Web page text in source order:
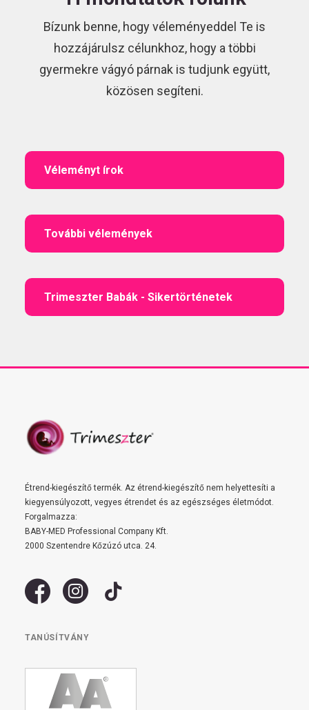
Bízunk benne, hogy véleményeddel Te is
hozzájárulsz célunkhoz, hogy a többi
gyermekre vágyó párnak is tudjunk együtt,
közösen segíteni.
Véleményt írok
További vélemények
Trimeszter Babák - Sikertörténetek
Étrend-kiegészítő termék. Az étrend-kiegészítő nem helyettesíti a
kiegyensúlyozott, vegyes étrendet és az egészséges életmódot.
Forgalmazza:
BABY-MED Professional Company Kft.
2000 Szentendre Kőzúzó utca. 24.
TANÚSÍTVÁNY